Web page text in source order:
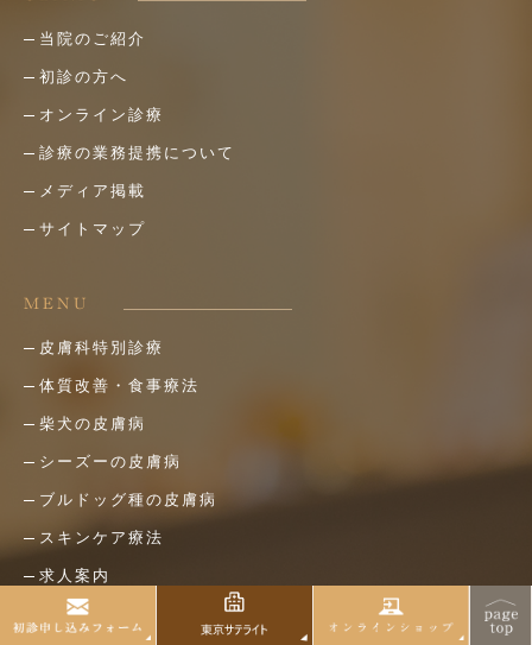
当院のご紹介
初診の方へ
オンライン診療
診療の業務提携について
メディア掲載
サイトマップ
MENU
皮膚科特別診療
体質改善・食事療法
柴犬の皮膚病
シーズーの皮膚病
ブルドッグ種の皮膚病
スキンケア療法
求人案内
アトピー・アレルギー